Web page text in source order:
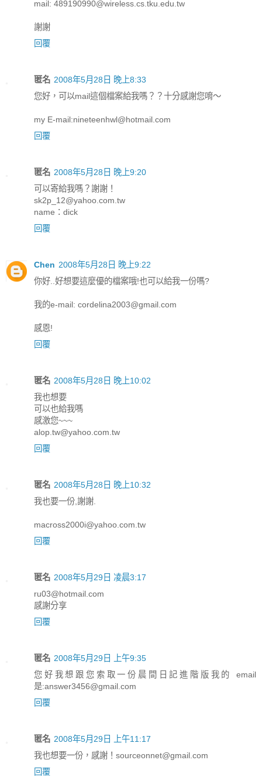
mail: 489190990@wireless.cs.tku.edu.tw
謝謝
回覆
匿名 2008年5月28日 晚上8:33
您好，可以mail這個檔案給我嗎？？十分感謝您唷～
my E-mail:nineteenhwl@hotmail.com
回覆
匿名 2008年5月28日 晚上9:20
可以寄給我嗎？謝謝！
sk2p_12@yahoo.com.tw
name：dick
回覆
Chen 2008年5月28日 晚上9:22
你好..好想要這麼優的檔案哦!也可以給我一份嗎?
我的e-mail: cordelina2003@gmail.com
感恩!
回覆
匿名 2008年5月28日 晚上10:02
我也想要
可以也給我嗎
感激您~~~
alop.tw@yahoo.com.tw
回覆
匿名 2008年5月28日 晚上10:32
我也要一份,謝謝.
macross2000i@yahoo.com.tw
回覆
匿名 2008年5月29日 凌晨3:17
ru03@hotmail.com
感謝分享
回覆
匿名 2008年5月29日 上午9:35
您好我想跟您索取一份晨間日記進階版我的 email
是:answer3456@gmail.com
回覆
匿名 2008年5月29日 上午11:17
我也想要一份，感謝！sourceonnet@gmail.com
回覆